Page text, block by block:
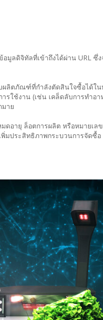
มูลดิจิทัลที่เข้าถึงได้ผ่าน URL ซึ่
บผลิตภัณฑ์ที่กำลังตัดสินใจซื้อได้ใ
รใช้งาน (เช่น เคล็ดลับการทำอ
าย
ดอายุ ล็อตการผลิต หรือหมายเล
มประสิทธิภาพกระบวนการจัดซื้อ